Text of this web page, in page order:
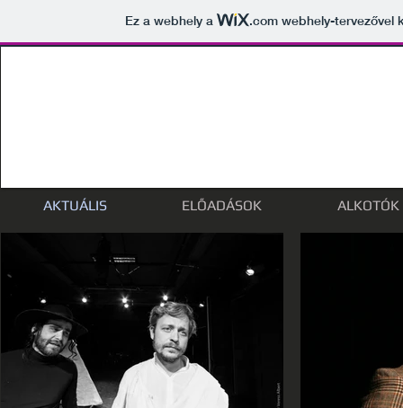
Ez a webhely a .comwebhely-tervezővel
AKTUÁLIS ELŐADÁSOK ALKOTÓK